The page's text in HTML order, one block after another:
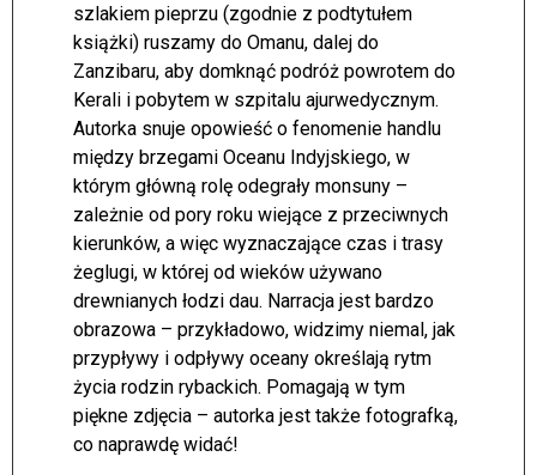
szlakiem pieprzu (zgodnie z podtytułem
książki) ruszamy do Omanu, dalej do
Zanzibaru, aby domknąć podróż powrotem do
Kerali i pobytem w szpitalu ajurwedycznym.
Autorka snuje opowieść o fenomenie handlu
między brzegami Oceanu Indyjskiego, w
którym główną rolę odegrały monsuny –
zależnie od pory roku wiejące z przeciwnych
kierunków, a więc wyznaczające czas i trasy
żeglugi, w której od wieków używano
drewnianych łodzi dau. Narracja jest bardzo
obrazowa – przykładowo, widzimy niemal, jak
przypływy i odpływy oceany określają rytm
życia rodzin rybackich. Pomagają w tym
piękne zdjęcia – autorka jest także fotografką,
co naprawdę widać!